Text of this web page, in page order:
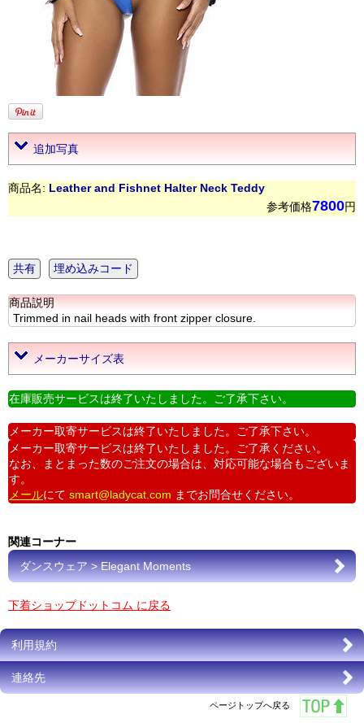
追加写真
商品名: Leather and Fishnet Halter Neck Teddy
参考価格7800円
共有 埋め込みコード
商品説明
Trimmed in nail heads with front zipper closure.
メーカーサイズ表
在庫販売サービスは終了いたしました。ご了承下さい。
メーカー取寄サービスは終了いたしました。ご了承下さい。
メーカー取寄サービスは終了いたしました。ご了承ください。
なお、まとまった数のご注文の場合は、対応可能な場合もございま
す。
メールにて smart@ladycat.com までお問合せください。
関連コーナー
ダンスウェア > Elegant Moments
下着ショップドットコム に戻る
利用規約
連絡先
ページトップへ戻る